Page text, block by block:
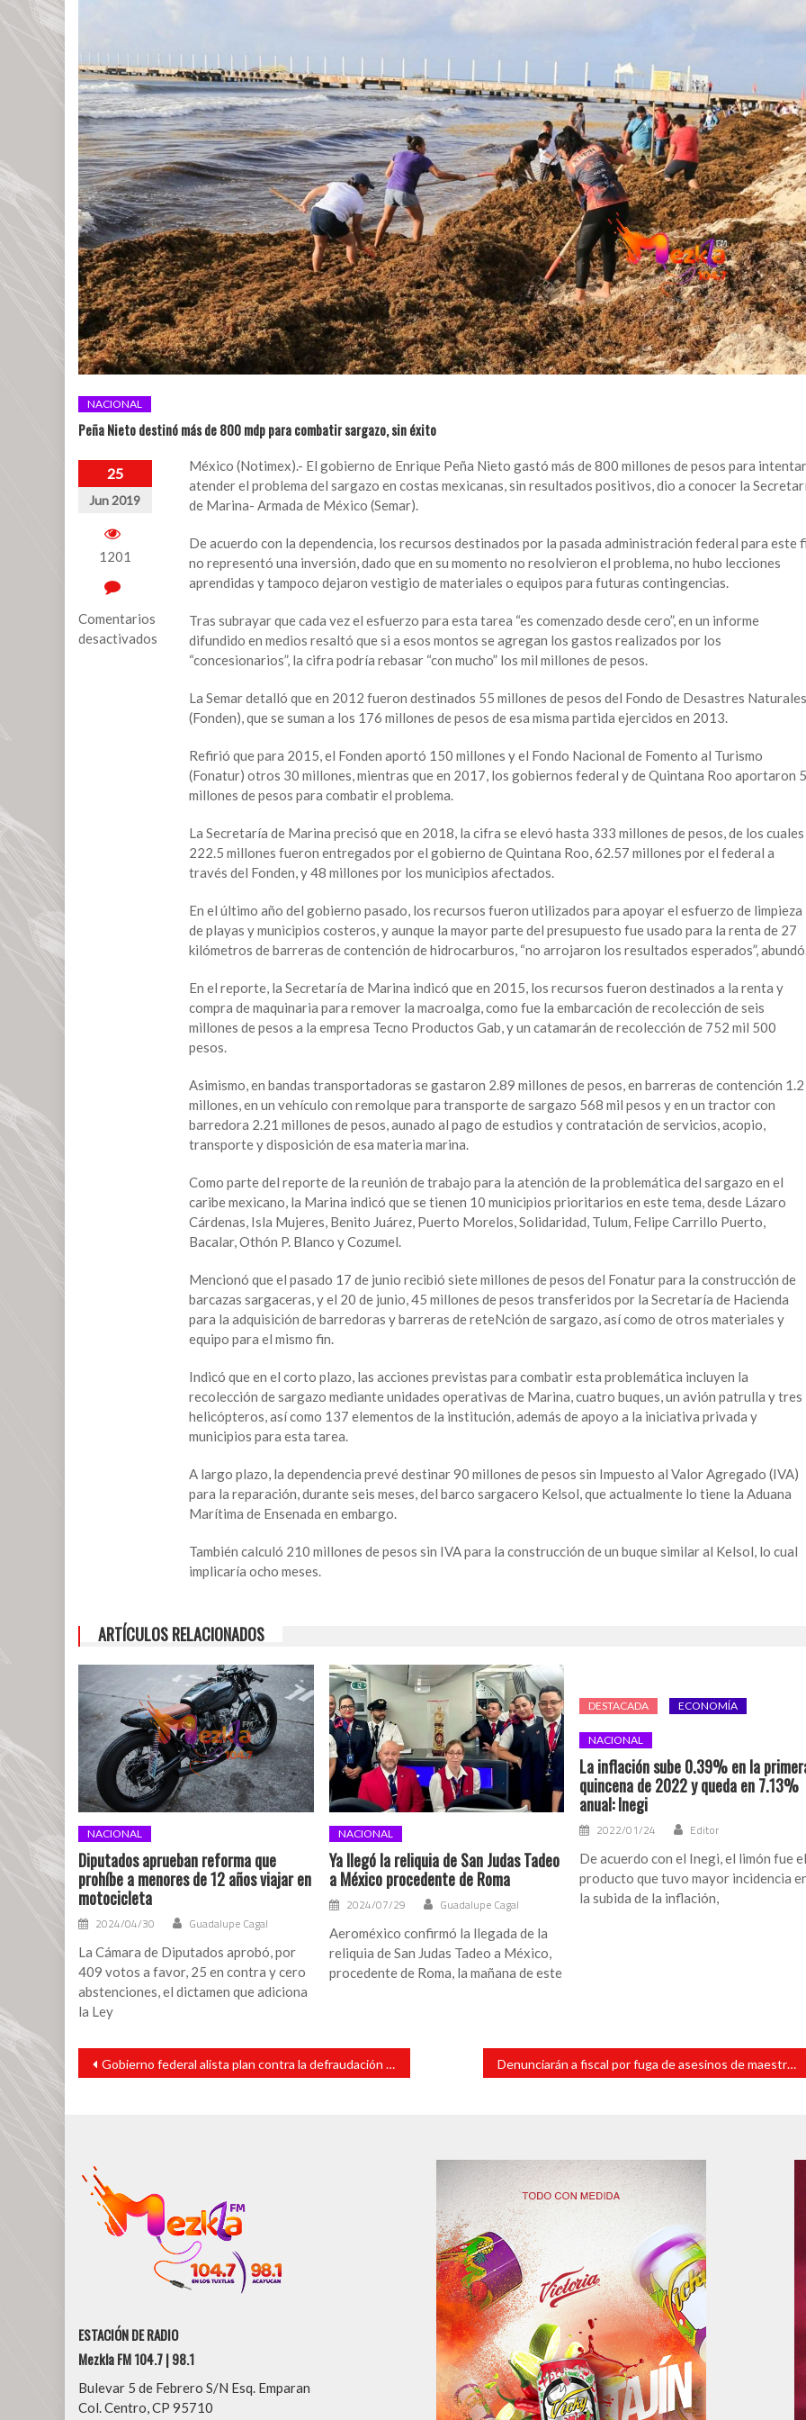
NACIONAL
Peña Nieto destinó más de 800 mdp para combatir sargazo, sin éxito
25
Jun 2019
1201
Comentarios
desactivados
México (Notimex).- El gobierno de Enrique Peña Nieto gastó más de 800 millones de pesos para intentar
atender el problema del sargazo en costas mexicanas, sin resultados positivos, dio a conocer la
de Marina- Armada de México (Semar).
De acuerdo con la dependencia, los recursos destinados por la pasada administración federal para este
no representó una inversión, dado que en su momento no resolvieron el problema, no hubo lecciones
aprendidas y tampoco dejaron vestigio de materiales o equipos para futuras contingencias.
Tras subrayar que cada vez el esfuerzo para esta tarea “es comenzado desde cero”, en un informe
difundido en medios resaltó que si a esos montos se agregan los gastos realizados por los
“concesionarios”, la cifra podría rebasar “con mucho” los mil millones de pesos.
La Semar detalló que en 2012 fueron destinados 55 millones de pesos del Fondo de Desastres Naturales
(Fonden), que se suman a los 176 millones de pesos de esa misma partida ejercidos en 2013.
Refirió que para 2015, el Fonden aportó 150 millones y el Fondo Nacional de Fomento al Turismo
(Fonatur) otros 30 millones, mientras que en 2017, los gobiernos federal y de Quintana Roo aportaron
millones de pesos para combatir el problema.
La Secretaría de Marina precisó que en 2018, la cifra se elevó hasta 333 millones de pesos, de los cuales
222.5 millones fueron entregados por el gobierno de Quintana Roo, 62.57 millones por el federal a
través del Fonden, y 48 millones por los municipios afectados.
En el último año del gobierno pasado, los recursos fueron utilizados para apoyar el esfuerzo de limpieza
de playas y municipios costeros, y aunque la mayor parte del presupuesto fue usado para la renta de 27
kilómetros de barreras de contención de hidrocarburos, “no arrojaron los resultados esperados”,
En el reporte, la Secretaría de Marina indicó que en 2015, los recursos fueron destinados a la renta y
compra de maquinaria para remover la macroalga, como fue la embarcación de recolección de seis
millones de pesos a la empresa Tecno Productos Gab, y un catamarán de recolección de 752 mil 500
pesos.
Asimismo, en bandas transportadoras se gastaron 2.89 millones de pesos, en barreras de contención 1.2
millones, en un vehículo con remolque para transporte de sargazo 568 mil pesos y en un tractor con
barredora 2.21 millones de pesos, aunado al pago de estudios y contratación de servicios, acopio,
transporte y disposición de esa materia marina.
Como parte del reporte de la reunión de trabajo para la atención de la problemática del sargazo en el
caribe mexicano, la Marina indicó que se tienen 10 municipios prioritarios en este tema, desde Lázaro
Cárdenas, Isla Mujeres, Benito Juárez, Puerto Morelos, Solidaridad, Tulum, Felipe Carrillo Puerto,
Bacalar, Othón P. Blanco y Cozumel.
Mencionó que el pasado 17 de junio recibió siete millones de pesos del Fonatur para la construcción de
barcazas sargaceras, y el 20 de junio, 45 millones de pesos transferidos por la Secretaría de Hacienda
para la adquisición de barredoras y barreras de reteNción de sargazo, así como de otros materiales y
equipo para el mismo fin.
Indicó que en el corto plazo, las acciones previstas para combatir esta problemática incluyen la
recolección de sargazo mediante unidades operativas de Marina, cuatro buques, un avión patrulla y tres
helicópteros, así como 137 elementos de la institución, además de apoyo a la iniciativa privada y
municipios para esta tarea.
A largo plazo, la dependencia prevé destinar 90 millones de pesos sin Impuesto al Valor Agregado (IVA)
para la reparación, durante seis meses, del barco sargacero Kelsol, que actualmente lo tiene la Aduana
Marítima de Ensenada en embargo.
También calculó 210 millones de pesos sin IVA para la construcción de un buque similar al Kelsol, lo cual
implicaría ocho meses.
ARTÍCULOS RELACIONADOS
NACIONAL
Diputados aprueban reforma que
prohíbe a menores de 12 años viajar en
motocicleta
2024/04/30 Guadalupe Cagal
La Cámara de Diputados aprobó, por
409 votos a favor, 25 en contra y cero
abstenciones, el dictamen que adiciona
la Ley
NACIONAL
Ya llegó la reliquia de San Judas Tadeo
a México procedente de Roma
2024/07/29 Guadalupe Cagal
Aeroméxico confirmó la llegada de la
reliquia de San Judas Tadeo a México,
procedente de Roma, la mañana de este
DESTACADA ECONOMÍA
NACIONAL
La inflación sube 0.39% en la
quincena de 2022 y queda en 7.13%
anual: Inegi
2022/01/24 Editor
De acuerdo con el Inegi, el limón fue
producto que tuvo mayor incidencia
la subida de la inflación,
Navegación
entradas
Gobierno federal alista plan contra la defraudación fiscal Denunciarán a fiscal por fuga de asesinos de maestra de Huatusco
ESTACIÓN DE RADIO
Mezkla FM 104.7 | 98.1
Bulevar 5 de Febrero S/N Esq. Emparan
Col. Centro, CP 95710